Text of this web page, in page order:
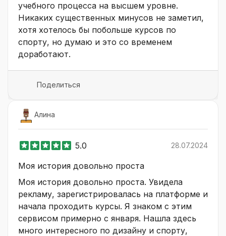
учебного процесса на высшем уровне.
Никаких существенных минусов не заметил,
хотя хотелось бы побольше курсов по
спорту, но думаю и это со временем
доработают.
Поделиться
Алина
5.0 28.07.2024
Моя история довольно проста
Моя история довольно проста. Увидела
рекламу, зарегистрировалась на платформе и
начала проходить курсы. Я знаком с этим
сервисом примерно с января. Нашла здесь
много интересного по дизайну и спорту,